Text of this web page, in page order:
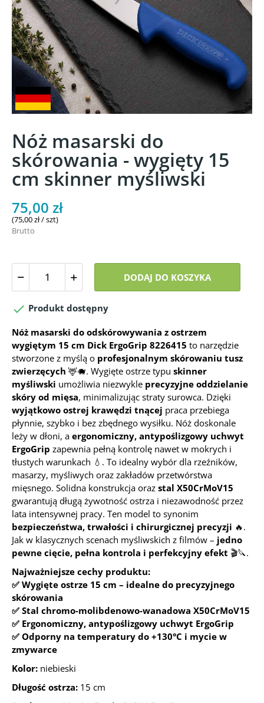
Nóż masarski do
skórowania - wygięty 15
cm skinner myśliwski
75,00 zł
(75,00 zł / szt)
Brutto
DODAJ DO KOSZYKA
 Produkt dostępny
Nóż masarski do odskórowywania z ostrzem
wygiętym 15 cm Dick ErgoGrip 8226415 to narzędzie
stworzone z myślą o profesjonalnym skórowaniu tusz
zwierzęcych 🦌🐗. Wygięte ostrze typu skinner
myśliwski umożliwia niezwykle precyzyjne oddzielanie
skóry od mięsa, minimalizując straty surowca. Dzięki
wyjątkowo ostrej krawędzi tnącej praca przebiega
płynnie, szybko i bez zbędnego wysiłku. Nóż doskonale
leży w dłoni, a ergonomiczny, antypoślizgowy uchwyt
ErgoGrip zapewnia pełną kontrolę nawet w mokrych i
tłustych warunkach 💧. To idealny wybór dla rzeźników,
masarzy, myśliwych oraz zakładów przetwórstwa
mięsnego. Solidna konstrukcja oraz stal X50CrMoV15
gwarantują długą żywotność ostrza i niezawodność przez
lata intensywnej pracy. Ten model to synonim
bezpieczeństwa, trwałości i chirurgicznej precyzji 🔥.
Jak w klasycznych scenach myśliwskich z filmów – jedno
pewne cięcie, pełna kontrola i perfekcyjny efekt 🎬🔪.
Najważniejsze cechy produktu:
✅ Wygięte ostrze 15 cm – idealne do precyzyjnego
skórowania
✅ Stal chromo-molibdenowo-wanadowa X50CrMoV15
✅ Ergonomiczny, antypoślizgowy uchwyt ErgoGrip
✅ Odporny na temperatury do +130°C i mycie w
zmywarce
Kolor: niebieski
Długość ostrza: 15 cm